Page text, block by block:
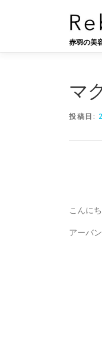
赤羽の美
マ
投稿日:
こんに
アーバ